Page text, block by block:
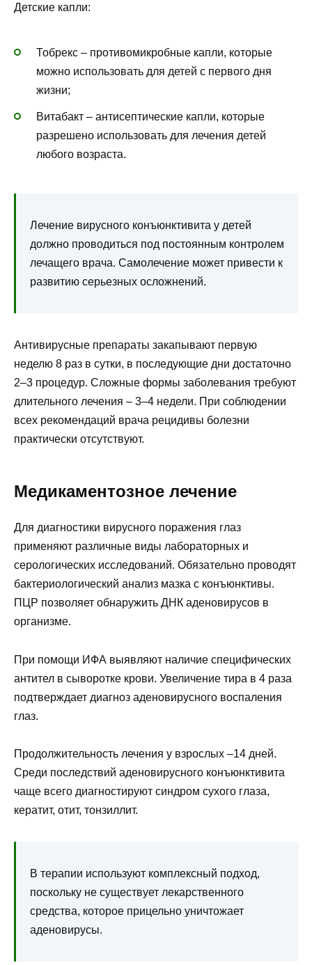
Детские капли:
Тобрекс – противомикробные капли, которые
можно использовать для детей с первого дня
жизни;
Витабакт – антисептические капли, которые
разрешено использовать для лечения детей
любого возраста.
Лечение вирусного конъюнктивита у детей
должно проводиться под постоянным контролем
лечащего врача. Самолечение может привести к
развитию серьезных осложнений.
Антивирусные препараты закапывают первую
неделю 8 раз в сутки, в последующие дни достаточно
2–3 процедур. Сложные формы заболевания требуют
длительного лечения – 3–4 недели. При соблюдении
всех рекомендаций врача рецидивы болезни
практически отсутствуют.
Медикаментозное лечение
Для диагностики вирусного поражения глаз
применяют различные виды лабораторных и
серологических исследований. Обязательно проводят
бактериологический анализ мазка с конъюнктивы.
ПЦР позволяет обнаружить ДНК аденовирусов в
организме.
При помощи ИФА выявляют наличие специфических
антител в сыворотке крови. Увеличение тира в 4 раза
подтверждает диагноз аденовирусного воспаления
глаз.
Продолжительность лечения у взрослых –14 дней.
Среди последствий аденовирусного конъюнктивита
чаще всего диагностируют синдром сухого глаза,
кератит, отит, тонзиллит.
В терапии используют комплексный подход,
поскольку не существует лекарственного
средства, которое прицельно уничтожает
аденовирусы.